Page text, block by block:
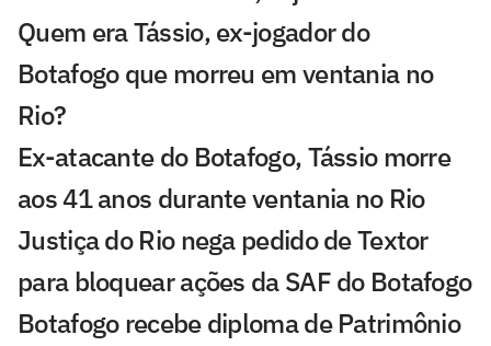
Quem era Tássio, ex-jogador do
Botafogo que morreu em ventania no
Rio?
Ex-atacante do Botafogo, Tássio morre
aos 41 anos durante ventania no Rio
Justiça do Rio nega pedido de Textor
para bloquear ações da SAF do Botafogo
Botafogo recebe diploma de Patrimônio